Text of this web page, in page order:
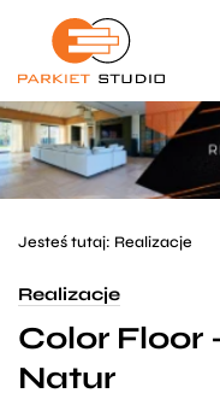
Przejdź
głównego
Przejdź
menu
w
stopce
Jesteś tutaj: Realizacje
Realizacje
Color Floor
Natur